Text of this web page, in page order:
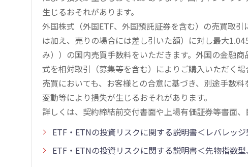
生じるおそれがあります。
外国株式（外国ETF、外国預託証券を含む）の売買取
は加え、売りの場合には差し引いた額）に対し最大
み））の国内売買手数料をいただきます。外国の金融
式を相対取引（募集等を含む）によりご購入いただく
売買においても、お客様との合意に基づき、別途手数
変動等により損失が生じるおそれがあります。
詳しくは、契約締結前交付書面や上場有価証券等書面、
ETF・ETNの投資リスクに関する説明書＜レバレッ
ETF・ETNの投資リスクに関する説明書＜先物指数